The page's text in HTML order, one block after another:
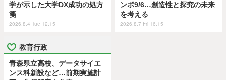
学が示した大学DX成功の処方
箋
2026.8.4 Tue 12:15
ンポ9/6…創造性と探究の未来
を考える
2026.8.7 Fri 16:15
教育行政
青森県立高校、データサイエ
ンス科新設など…前期実施計